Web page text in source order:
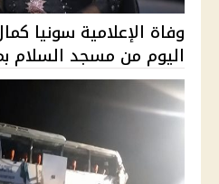
وفاة الإعلامية سونيا
اليوم من مسجد السلام